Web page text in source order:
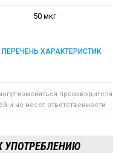
50 мкг
ПЕРЕЧЕНЬ ХАРАКТЕРИСТИК
изменяться
и не несет ответственности
УПОТРЕБЛЕНИЮ